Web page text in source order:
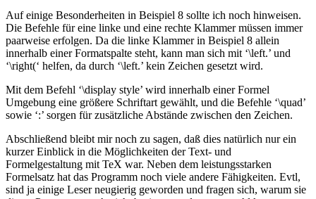
Auf einige Besonderheiten in Beispiel 8 sollte ich noch hinweisen.
Die Befehle für eine linke und eine rechte Klammer müssen immer
paarweise erfolgen. Da die linke Klammer in Beispiel 8 allein
innerhalb einer Formatspalte steht, kann man sich mit ‘\left.’ und
‘\right(‘ helfen, da durch ‘\left.’ kein Zeichen gesetzt wird.
Mit dem Befehl ‘\display style’ wird innerhalb einer Formel
Umgebung eine größere Schriftart gewählt, und die Befehle ‘\quad’
sowie ‘:’ sorgen für zusätzliche Abstände zwischen den Zeichen.
Abschließend bleibt mir noch zu sagen, daß dies natürlich nur ein
kurzer Einblick in die Möglichkeiten der Text- und
Formelgestaltung mit TeX war. Neben dem leistungsstarken
Formelsatz hat das Programm noch viele andere Fähigkeiten. Evtl,
sind ja einige Leser neugierig geworden und fragen sich, warum sie